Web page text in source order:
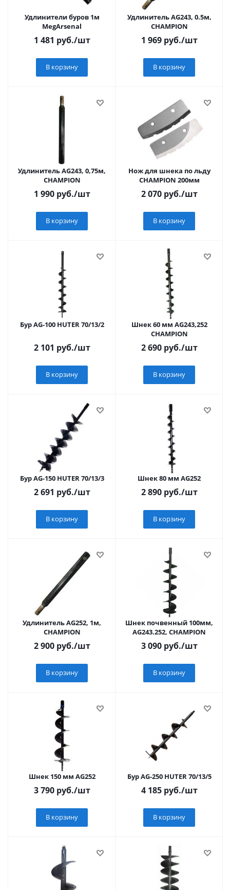
Удлинители буров 1м
MegArsenal
1 481 руб./шт
В корзину
Удлинитель AG243, 0.5м,
CHAMPION
1 969руб./шт
В корзину
Удлинитель AG243, 0,75м,
CHAMPION
1 990руб./шт
В корзину
Нож для шнека по льду
CHAMPION 200мм
2 070руб./шт
В корзину
Бур AG-100 HUTER 70/13/2
2 101 руб./шт
В корзину
Шнек 60 мм AG243,252
CHAMPION
2 690руб./шт
В корзину
Бур AG-150 HUTER 70/13/3
2 691 руб./шт
В корзину
Шнек 80 мм AG252
2 890руб./шт
В корзину
Удлинитель AG252, 1м,
CHAMPION
2 900руб./шт
В корзину
Шнек почвенный 100мм,
AG243.252, CHAMPION
3 090руб./шт
В корзину
Шнек 150 мм AG252
3 790руб./шт
В корзину
Бур AG-250 HUTER 70/13/5
4 185руб./шт
В корзину